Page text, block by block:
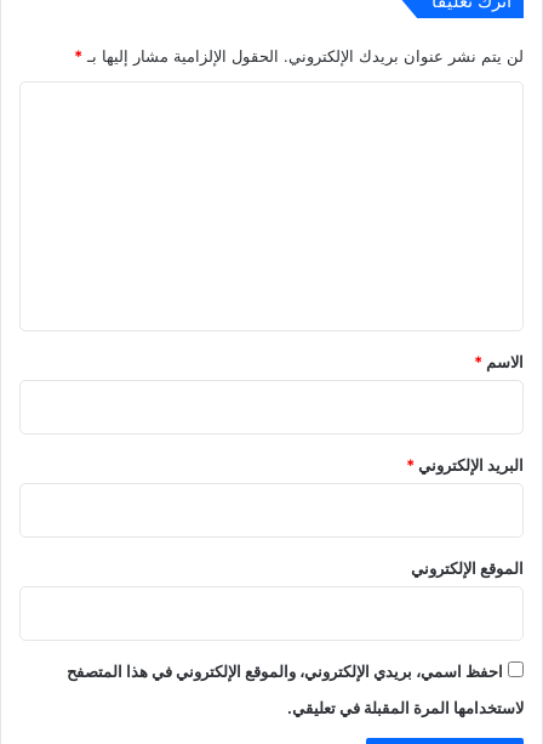
لن يتم نشر عنوان بريدك الإلكتروني. الحقول الإلزامية مشار إليها بـ*
*
الاسم *
البريد الإلكتروني*
الموقع الإلكتروني
احفظ اسمي، بريدي الإلكتروني، والموقع الإلكتروني في هذا المتصفح
لاستخدامها المرة المقبلة في تعليقي.